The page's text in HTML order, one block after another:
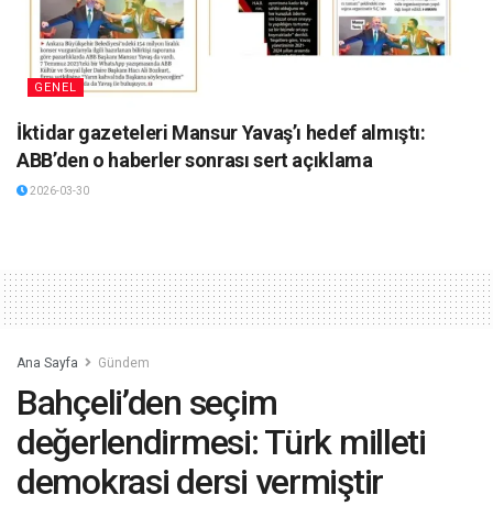
GENEL
İktidar gazeteleri Mansur Yavaş’ı hedef almıştı:
ABB’den o haberler sonrası sert açıklama
2026-03-30
Ana Sayfa Gündem
Bahçeli’den seçim
değerlendirmesi: Türk milleti
demokrasi dersi vermiştir